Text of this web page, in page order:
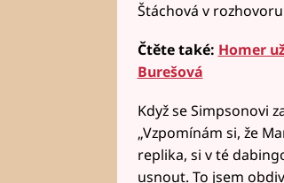
Štáchová v
Čtěte také: Homer
Burešová
Když se Simpsonovi
„Vzpomínám si, že
replika, si v té
usnout. To jsem